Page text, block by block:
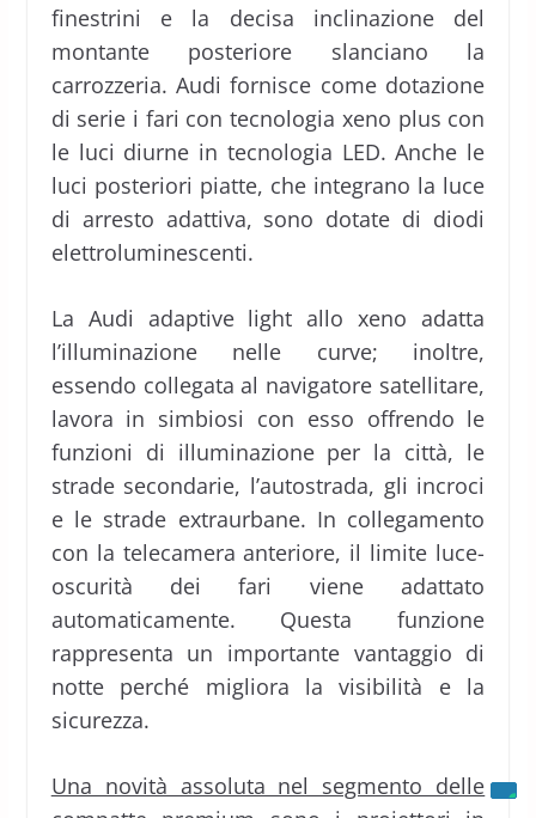
finestrini e la decisa inclinazione del
montante posteriore slanciano la
carrozzeria. Audi fornisce come dotazione
di serie i fari con tecnologia xeno plus con
le luci diurne in tecnologia LED. Anche le
luci posteriori piatte, che integrano la luce
di arresto adattiva, sono dotate di diodi
elettroluminescenti.
La Audi adaptive light allo xeno adatta
l’illuminazione nelle curve; inoltre,
essendo collegata al navigatore satellitare,
lavora in simbiosi con esso offrendo le
funzioni di illuminazione per la città, le
strade secondarie, l’autostrada, gli incroci
e le strade extraurbane. In collegamento
con la telecamera anteriore, il limite luce-
oscurità dei fari viene adattato
automaticamente. Questa funzione
rappresenta un importante vantaggio di
notte perché migliora la visibilità e la
sicurezza.
Una novità assoluta nel segmento delle